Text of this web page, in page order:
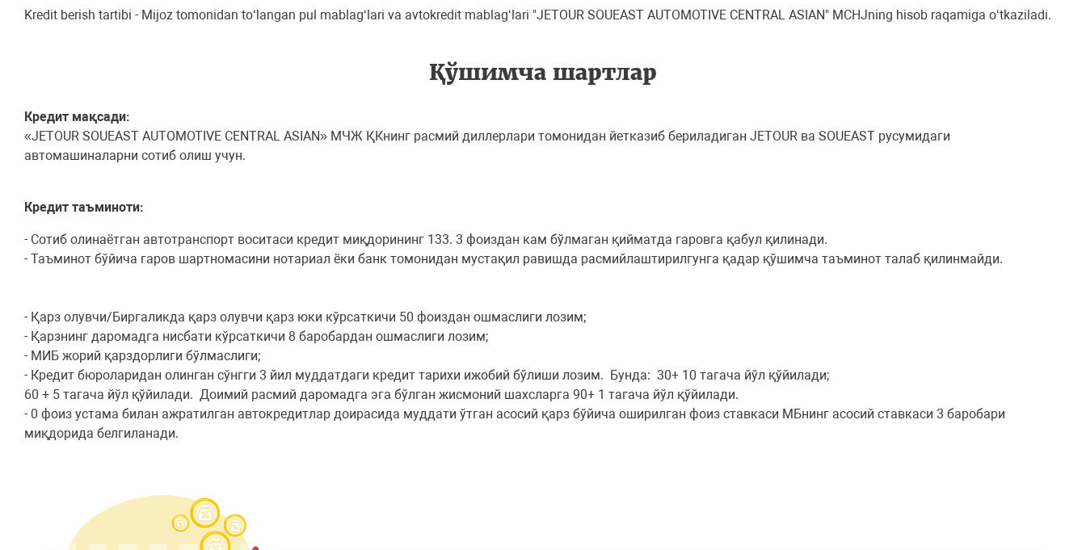
Kredit berish tartibi - Mijoz tomonidan to‘langan pul mablag‘lari va avtokredit mablag‘lari "JETOUR SOUEAST AUTOMOTIVE CENTRAL ASIAN" MCHJning hisob raqamiga o‘tkaziladi.
Қўшимча шартлар
Кредит мақсади:
«JETOUR SOUEAST AUTOMOTIVE CENTRAL ASIAN» МЧЖ ҚКнинг расмий диллерлари томонидан йетказиб бериладиган JETOUR ва SOUEAST русумидаги
автомашиналарни сотиб олиш учун.
Кредит таъминоти:
- Сотиб олинаётган автотранспорт воситаси кредит миқдорининг 133. 3 фоиздан кам бўлмаган қийматда гаровга қабул қилинади.
- Таъминот бўйича гаров шартномасини нотариал ёки банк томонидан мустақил равишда расмийлаштирилгунга қадар қўшимча таъминот талаб қилинмайди.
- Қарз олувчи/Биргаликда қарз олувчи қарз юки кўрсаткичи 50 фоиздан ошмаслиги лозим;
- Қарзнинг даромадга нисбати кўрсаткичи 8 баробардан ошмаслиги лозим;
- МИБ жорий қарздорлиги бўлмаслиги;
- Кредит бюроларидан олинган сўнгги 3 йил муддатдаги кредит тарихи ижобий бўлиши лозим. Бунда: 30+ 10 тагача йўл қўйилади;
60 + 5 тагача йўл қўйилади. Доимий расмий даромадга эга бўлган жисмоний шахсларга 90+ 1 тагача йўл қўйилади.
- 0 фоиз устама билан ажратилган автокредитлар доирасида муддати ўтган асосий қарз бўйича оширилган фоиз ставкаси МБнинг асосий ставкаси 3 баробари
миқдорида белгиланади.